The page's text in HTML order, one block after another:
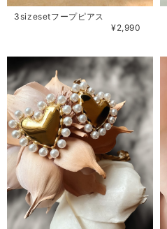
3sizesetフープピアス
¥2,990